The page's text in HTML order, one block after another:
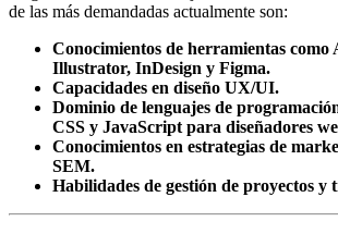
de las más demandadas actualmente son:
Conocimientos de herramientas como
Illustrator, InDesign y Figma.
Capacidades en diseño UX/UI.
Dominio de lenguajes de
CSS y JavaScript para diseñadores
Conocimientos en estrategias de
SEM.
Habilidades de gestión de proyectos y